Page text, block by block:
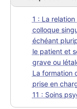
1 : La
colloque
échéant
le patient et
grave ou
La formation
prise en
11 : Soins